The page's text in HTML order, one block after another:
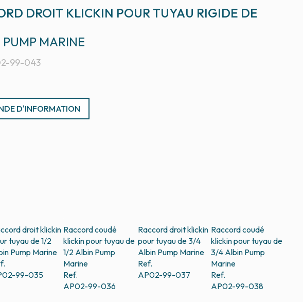
DROIT KLICKIN POUR TUYAU RIGIDE DE
99-043
MARINE
D'INFORMATION
droit klickin
tuyau de 1/2
Pump Marine
99-035
Raccord coudé
klickin pour tuyau de
1/2 Albin Pump
Marine
Ref.
AP02-99-036
Raccord droit klickin
pour tuyau de 3/4
Albin Pump Marine
Ref.
AP02-99-037
Raccord coudé
klickin pour tuyau de
3/4 Albin Pump
Marine
Ref.
AP02-99-038